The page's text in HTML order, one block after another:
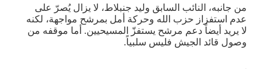
من جانبه، النائب السابق وليد جنبلاط، لا يزال يُصرّ على
عدم استفزاز حزب الله وحركة أمل بمرشح مواجهة، لكنه
لا يريد أيضاً دعم مرشح يستفزّ المسيحيين. أما موقفه من
وصول قائد الجيش فليس سلبياً.